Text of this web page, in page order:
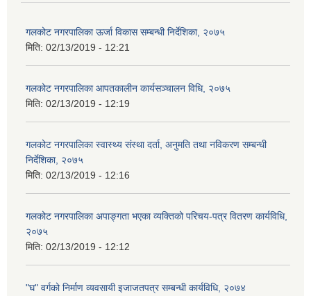
गलकोट नगरपालिका ऊर्जा विकास सम्बन्धी निर्देशिका, २०७५
मिति: 02/13/2019 - 12:21
गलकोट नगरपालिका आपतकालीन कार्यसञ्चालन विधि, २०७५
मिति: 02/13/2019 - 12:19
गलकोट नगरपालिका स्वास्थ्य संस्था दर्ता, अनुमति तथा नविकरण सम्बन्धी
निर्देशिका, २०७५
मिति: 02/13/2019 - 12:16
गलकोट नगरपालिका अपाङ्गता भएका व्यक्तिको परिचय-पत्र वितरण कार्यविधि,
२०७५
मिति: 02/13/2019 - 12:12
"घ" वर्गको निर्माण व्यवसायी इजाजतपत्र सम्बन्धी कार्यविधि, २०७४